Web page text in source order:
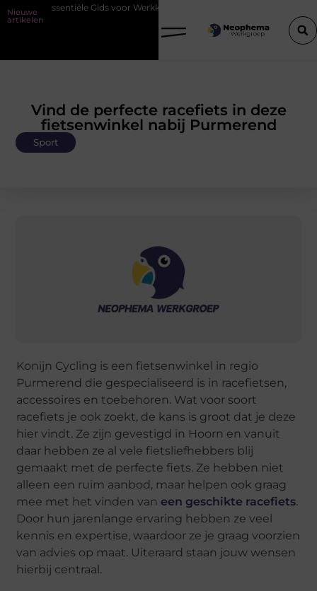
Nieuwe
artikelen
Gids voor Werkkleding in Purmerend
Vind de perfecte racefiets in deze
fietsenwinkel nabij Purmerend
Sport
Konijn Cycling is een fietsenwinkel in regio
Purmerend die gespecialiseerd is in racefietsen,
accessoires en toebehoren. Wat voor soort
racefiets je ook zoekt, de kans is groot dat je deze
hier vindt. Ze zijn gevestigd in Hoorn en vanuit
daar hebben ze al vele fietsliefhebbers blij
gemaakt met de perfecte fiets. Ze hebben niet
alleen een ruim aanbod, maar helpen ook graag
mee met het vinden van een geschikte racefiets.
Door hun jarenlange ervaring hebben ze veel
kennis en expertise, waardoor ze je graag voorzien
van advies op maat. Uiteraard staan jouw wensen
hierbij centraal.